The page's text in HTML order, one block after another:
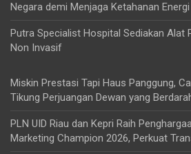
Negara demi Menjaga Ketahanan
Putra Specialist Hospital Sediakan Alat
Non Invasif
Miskin Prestasi Tapi Haus Panggung,
Tikung Perjuangan Dewan yang
PLN UID Riau dan Kepri Raih
Marketing Champion 2026, Perkuat